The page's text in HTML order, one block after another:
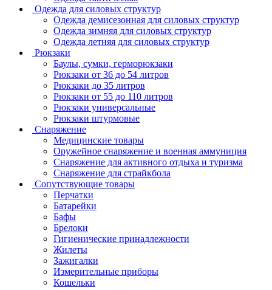
Одежда для силовых структур
Одежда демисезонная для силовых структур
Одежда зимняя для силовых структур
Одежда летняя для силовых структур
Рюкзаки
Баулы, сумки, герморюкзаки
Рюкзаки от 36 до 54 литров
Рюкзаки до 35 литров
Рюкзаки от 55 до 110 литров
Рюкзаки универсальные
Рюкзаки штурмовые
Снаряжение
Медицинские товары
Оружейное снаряжение и военная аммуниция
Снаряжение для активного отдыха и туризма
Снаряжение для страйкбола
Сопутствующие товары
Перчатки
Батарейки
Бафы
Брелоки
Гигиенические принадлежности
Жилеты
Зажигалки
Измерительные приборы
Кошельки